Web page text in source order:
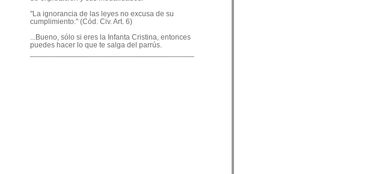
"La ignorancia de las leyes no excusa de su
cumplimiento." (Cód. Civ. Art. 6)
...Bueno, sólo si eres la Infanta Cristina, entonces
puedes hacer lo que te salga del parrús.